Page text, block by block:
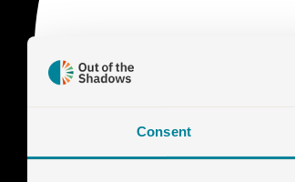
Consent